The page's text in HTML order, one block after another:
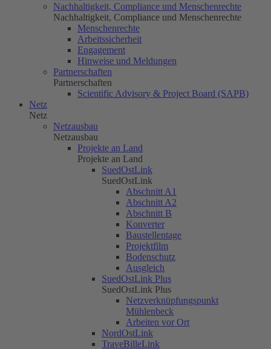
Nachhaltigkeit, Compliance und Menschenrechte
Nachhaltigkeit, Compliance und Menschenrechte
Menschenrechte
Arbeitssicherheit
Engagement
Hinweise und Meldungen
Partnerschaften
Partnerschaften
Scientific Advisory & Project Board (SAPB)
Netz
Netz
Netzausbau
Netzausbau
Projekte an Land
Projekte an Land
SuedOstLink
SuedOstLink
Abschnitt A1
Abschnitt A2
Abschnitt B
Konverter
Baustellentage
Projektfilm
Bodenschutz
Ausgleich
SuedOstLink Plus
SuedOstLink Plus
Netzverknüpfungspunkt
Mühlenbeck
Arbeiten vor Ort
NordOstLink
TraveBilleLink